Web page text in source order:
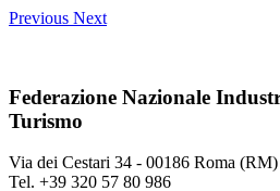
Previous Next
Federazione Nazionale
Turismo
Via dei Cestari 34 - 00186 Roma (RM)
Tel. +39 320 57 80 986